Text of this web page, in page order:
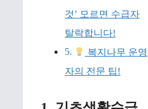
것’ 모르면 수급자
탈락합니다!
복지나무 운영
자의 전문 팁!